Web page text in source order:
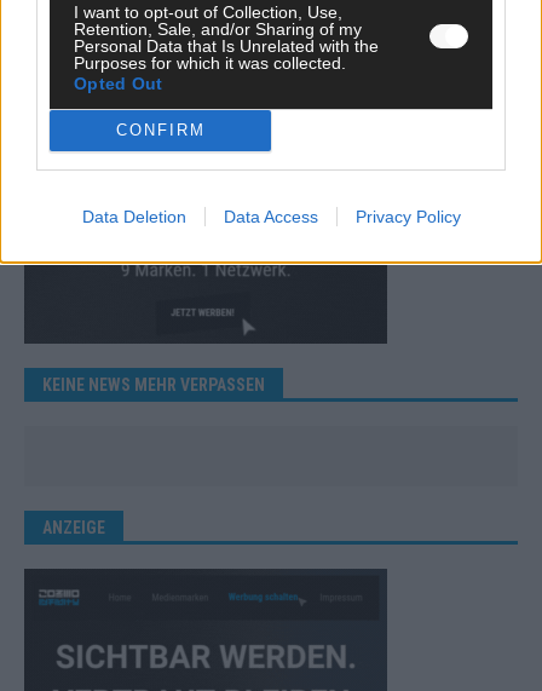
I want to opt-out of Collection, Use,
Retention, Sale, and/or Sharing of my
Personal Data that Is Unrelated with the
Purposes for which it was collected.
Opted Out
CONFIRM
Data Deletion Data Access Privacy Policy
KEINE NEWS MEHR VERPASSEN
ANZEIGE